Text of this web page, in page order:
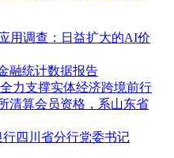
用调查：日益扩大的AI价
融统计数据报告
力支撑实体经济跨境前行
清算会员资格，系山东省
四川省分行党委书记